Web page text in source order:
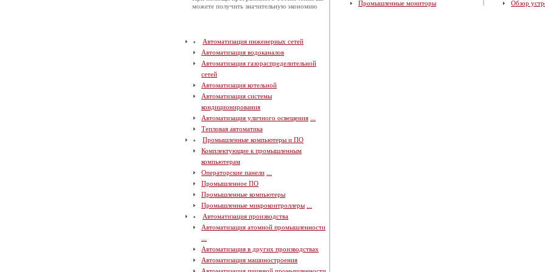
можете получить значительную экономию
Автоматизация инженерных сетей
Автоматизация водоканалов
Автоматизация газораспределительной
сетей
Автоматизация котельной
Автоматизация системы
кондиционирования
Автоматизация уличного освещения
Тепловая автоматика
Промышленные компьютеры и ПО
Комплектующие к промышленным
компьютерам
Операторские панели
Промышленное ПО
Промышленные компьютеры
Промышленные микроконтроллеры
Автоматизация производства
Автоматизация атомной промышленности
Автоматизация в других производствах
Автоматизация машиностроения
Промышленные мониторы
Обзор